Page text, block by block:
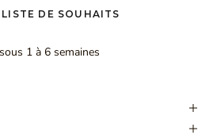
DE SOUHAITS
1 à 6 semaines